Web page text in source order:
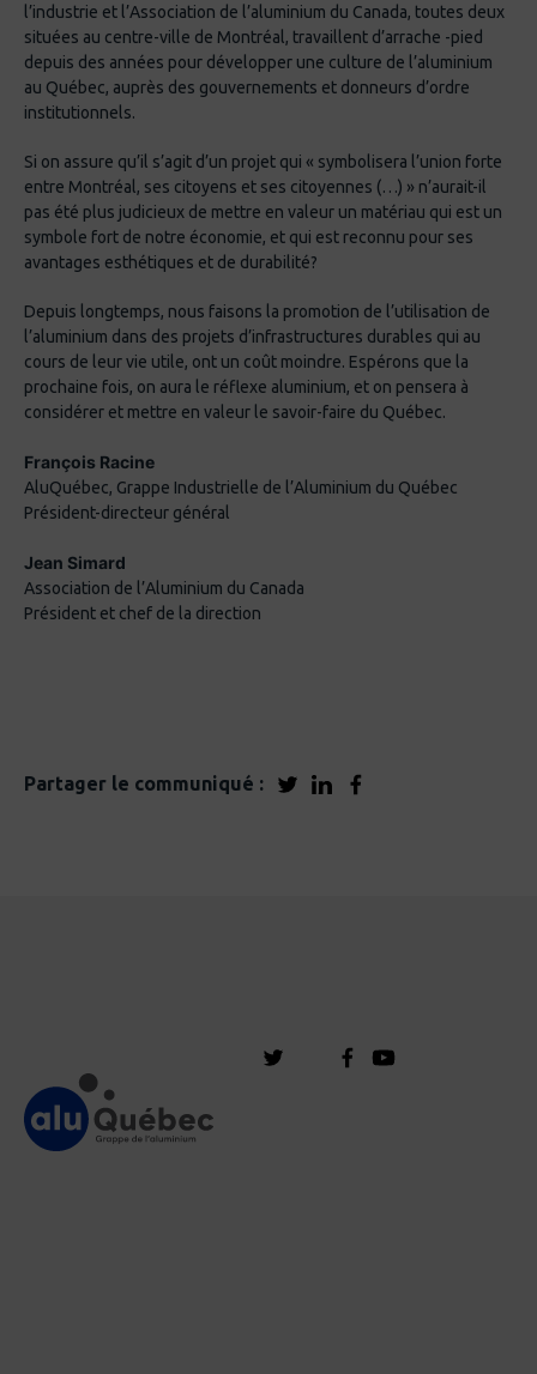
l’industrie et l’Association de l’aluminium du Canada, toutes deux
situées au centre-ville de Montréal, travaillent d’arrache -pied
depuis des années pour développer une culture de l’aluminium
au Québec, auprès des gouvernements et donneurs d’ordre
institutionnels.
Si on assure qu’il s’agit d’un projet qui « symbolisera l’union forte
entre Montréal, ses citoyens et ses citoyennes (…) » n’aurait-il
pas été plus judicieux de mettre en valeur un matériau qui est un
symbole fort de notre économie, et qui est reconnu pour ses
avantages esthétiques et de durabilité?
Depuis longtemps, nous faisons la promotion de l’utilisation de
l’aluminium dans des projets d’infrastructures durables qui au
cours de leur vie utile, ont un coût moindre. Espérons que la
prochaine fois, on aura le réflexe aluminium, et on pensera à
considérer et mettre en valeur le savoir-faire du Québec.
François Racine
AluQuébec, Grappe Industrielle de l’Aluminium du Québec
Président-directeur général
Jean Simard
Association de l’Aluminium du Canada
Président et chef de la direction
Partager le communiqué :